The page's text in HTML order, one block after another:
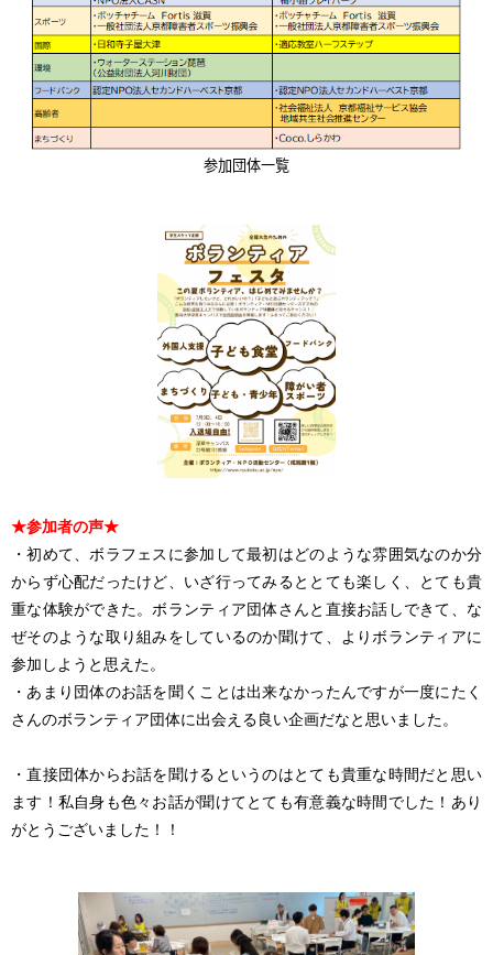
参加団体一覧
★参加者の声★
・初めて、ボラフェスに参加して最初はどのような雰囲気なのか分
からず心配だったけど、いざ行ってみるととても楽しく、とても貴
重な体験ができた。ボランティア団体さんと直接お話しできて、な
ぜそのような取り組みをしているのか聞けて、よりボランティアに
参加しようと思えた。
・あまり団体のお話を聞くことは出来なかったんですが一度にたく
さんのボランティア団体に出会える良い企画だなと思いました。
・直接団体からお話を聞けるというのはとても貴重な時間だと思い
ます！私自身も色々お話が聞けてとても有意義な時間でした！あり
がとうございました！！